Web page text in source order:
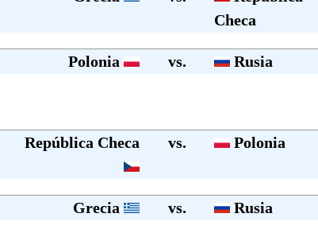
Checa
Polonia vs. Rusia
República Checa vs. Polonia
Grecia vs. Rusia